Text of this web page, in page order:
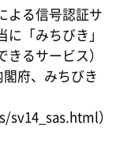
よる信号認証サ
「みちびき」
るサービス）
府、みちびき
）